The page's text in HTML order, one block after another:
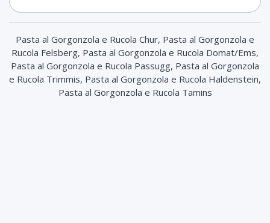
Ei (+ 2.00 CHF)
Spinat (+ 2.00 CHF)
Mascarpone (+ 3.00 CHF)
Mais (+ 2.00 CHF)
Pasta al Gorgonzola e Rucola Chur, Pasta al Gorgonzola e
Rucola Felsberg, Pasta al Gorgonzola e Rucola Domat/Ems,
Pasta al Gorgonzola e Rucola Passugg, Pasta al Gorgonzola
e Rucola Trimmis, Pasta al Gorgonzola e Rucola Haldenstein,
Pasta al Gorgonzola e Rucola Tamins